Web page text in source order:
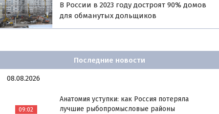
В России в 2023 году достроят 90% домов
для обманутых дольщиков
Последние новости
08.08.2026
09:02
Анатомия уступки: как Россия потеряла
лучшие рыбопромысловые районы